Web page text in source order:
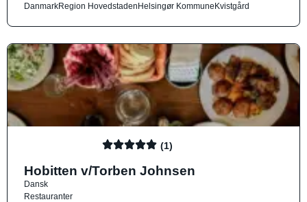
DanmarkRegion HovedstadenHelsingør KommuneKvistgård
(1)
Hobitten v/Torben Johnsen
Dansk
Restauranter